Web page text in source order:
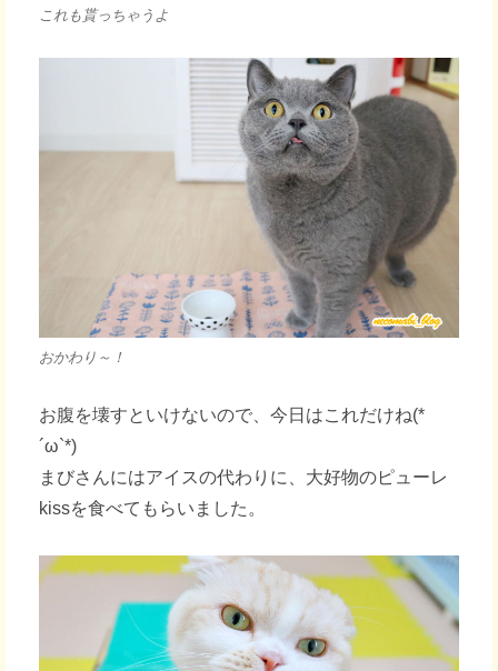
これも貰っちゃうよ
おかわり～！
お腹を壊すといけないので、今日はこれだけね(*
´ω`*)
まびさんにはアイスの代わりに、大好物のピューレ
kissを食べてもらいました。